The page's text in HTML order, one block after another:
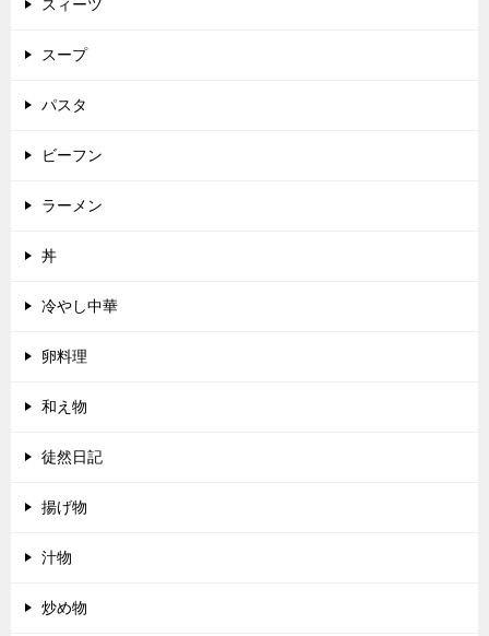
スィーツ
スープ
パスタ
ビーフン
ラーメン
丼
冷やし中華
卵料理
和え物
徒然日記
揚げ物
汁物
炒め物